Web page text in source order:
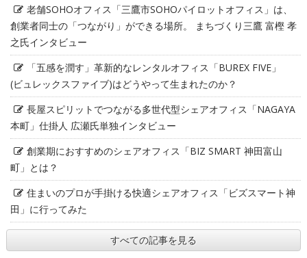
老舗SOHOオフィス「三鷹市SOHOパイロットオフィス」は、
創業者同士の「つながり」ができる場所。 まちづくり三鷹 富樫 孝
之氏インタビュー
「五感を潤す」革新的なレンタルオフィス「BUREX FIVE」
(ビュレックスファイブ)はどうやって生まれたのか？
長屋スピリットでつながる多世代型シェアオフィス「NAGAYA
本町」仕掛人 広瀬氏単独インタビュー
創業期におすすめのシェアオフィス「BIZ SMART 神田富山
町」とは？
住まいのプロが手掛ける快適シェアオフィス「ビズスマート神
田」に行ってみた
すべての記事を見る